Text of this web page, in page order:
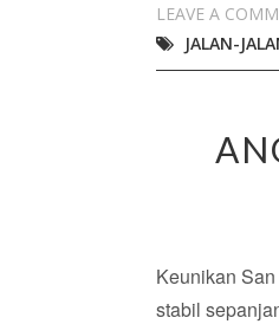
LEAVE A
JALAN-
Keunikan
stabil